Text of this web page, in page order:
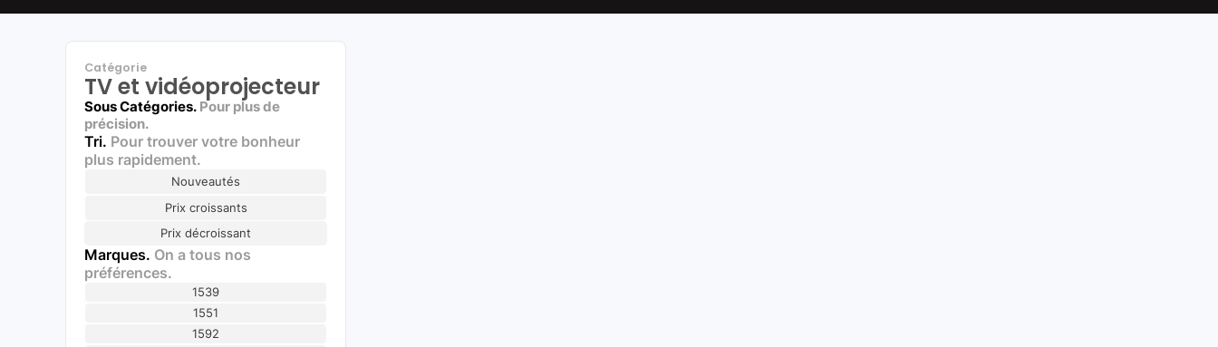
Catégorie
TV et vidéoprojecteur
Sous Catégories. Pour plus de
précision.
Tri. Pour trouver votre bonheur
plus rapidement.
Nouveautés
Prix croissants
Prix décroissant
Marques. On a tous nos
préférences.
1539
1551
1592